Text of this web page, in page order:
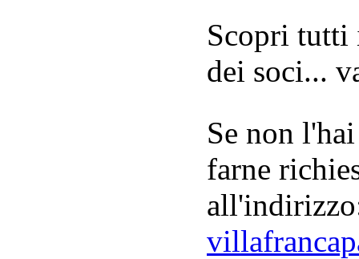
Scopri tutti
dei soci...
Se non
farne